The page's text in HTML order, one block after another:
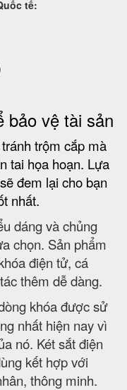
tế:
bảo vệ tài sản
trộm cắp mà
tai họa hoạn. Lựa
đem lại cho bạn
nhất.
dáng và chủng
chọn. Sản phẩm
điện tử, cá
thêm dễ dàng.
khóa được sử
nhất hiện nay vì
nó. Két sắt điện
kết hợp với
thông minh.